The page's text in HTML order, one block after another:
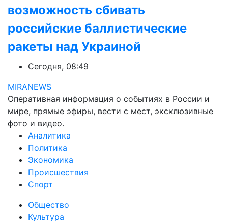
возможность сбивать
российские баллистические
ракеты над Украиной
Сегодня, 08:49
MIRANEWS
Оперативная информация о событиях в России и
мире, прямые эфиры, вести с мест, эксклюзивные
фото и видео.
Аналитика
Политика
Экономика
Происшествия
Спорт
Общество
Культура